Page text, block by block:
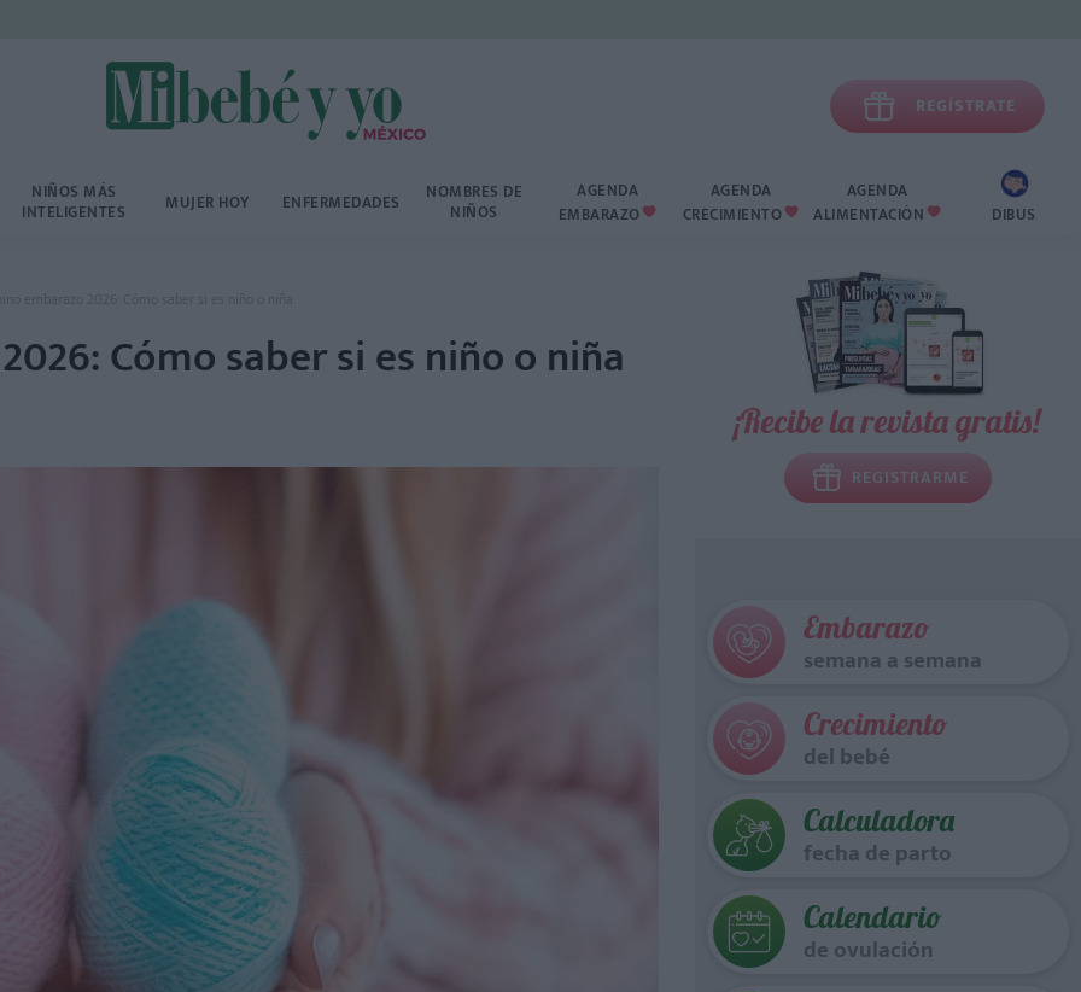
 REGÍSTRATE
NIÑOS MÁS
INTELIGENTES MUJER HOY ENFERMEDADES NOMBRES DE
NIÑOS
AGENDA
EMBARAZO 
AGENDA
CRECIMIENTO 
AGENDA
ALIMENTACIÓN  DIBUS
Cómo saber si es niño o niña
¡Recibe la revista gratis!
REGISTRARME
Embarazo
semana a semana
Crecimiento
del bebé
Calculadora
fecha de parto
Calendario
de ovulación